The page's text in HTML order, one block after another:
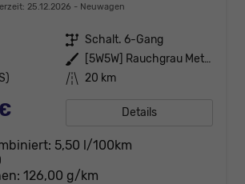
25.12.2026 Neuwagen
Getriebe Schalt. 6-Gang
Außenfarbe
[5W5W] Rauchgrau Metallic
Kilometerstand 20 km
Details
5,50 l/100km
126,00 g/km